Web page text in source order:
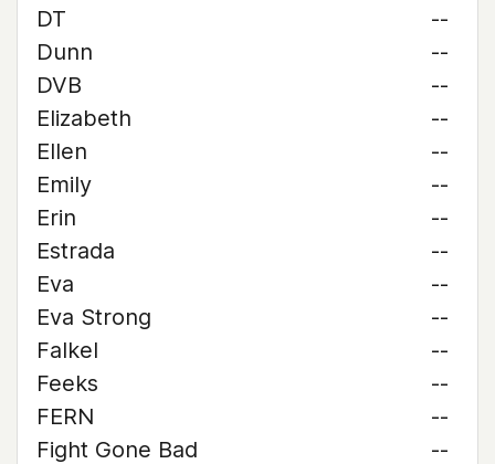
DT
--
Dunn
--
DVB
--
Elizabeth
--
Ellen
--
Emily
--
Erin
--
Estrada
--
Eva
--
Eva Strong
--
Falkel
--
Feeks
--
FERN
--
Fight Gone Bad
--